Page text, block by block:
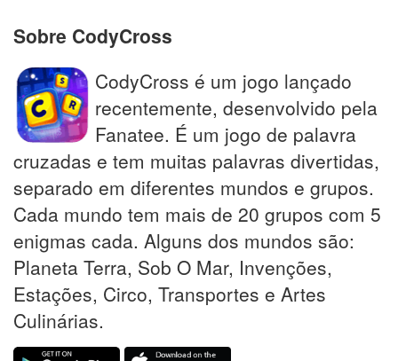
Sobre CodyCross
CodyCross é um jogo lançado
recentemente, desenvolvido pela
Fanatee. É um jogo de palavra
cruzadas e tem muitas palavras divertidas,
separado em diferentes mundos e grupos.
Cada mundo tem mais de 20 grupos com 5
enigmas cada. Alguns dos mundos são:
Planeta Terra, Sob O Mar, Invenções,
Estações, Circo, Transportes e Artes
Culinárias.